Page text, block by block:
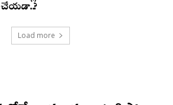
చేయడా..?
Load more